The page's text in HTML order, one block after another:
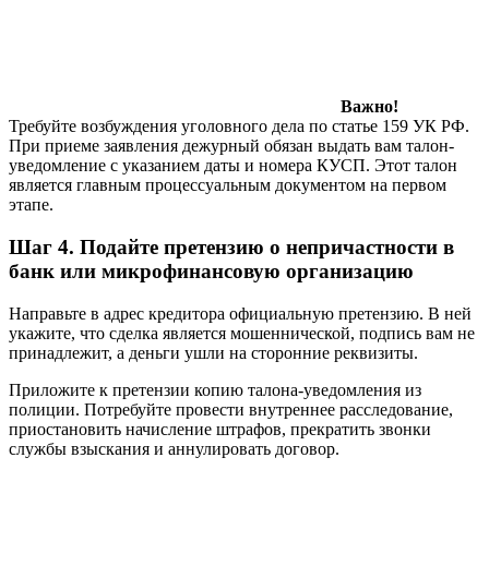
Важно!
Требуйте возбуждения уголовного дела по статье 159 УК РФ.
При приеме заявления дежурный обязан выдать вам талон-
уведомление с указанием даты и номера КУСП. Этот талон
является главным процессуальным документом на первом
этапе.
Шаг 4. Подайте претензию о непричастности в
банк или микрофинансовую организацию
Направьте в адрес кредитора официальную претензию. В ней
укажите, что сделка является мошеннической, подпись вам не
принадлежит, а деньги ушли на сторонние реквизиты.
Приложите к претензии копию талона-уведомления из
полиции. Потребуйте провести внутреннее расследование,
приостановить начисление штрафов, прекратить звонки
службы взыскания и аннулировать договор.